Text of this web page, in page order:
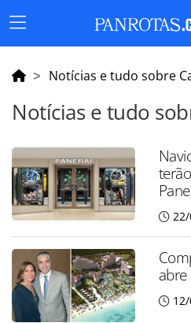
Menu
Principal
Notícias e tudo sobre
Notícias e tudo